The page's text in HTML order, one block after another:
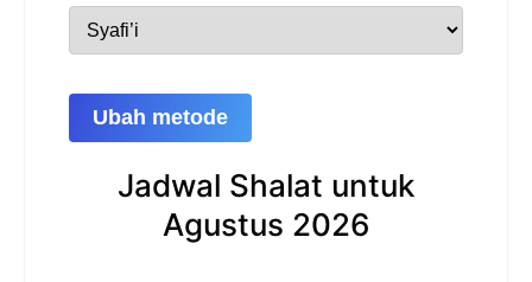
Ubah metode
Jadwal Shalat untuk
Agustus 2026